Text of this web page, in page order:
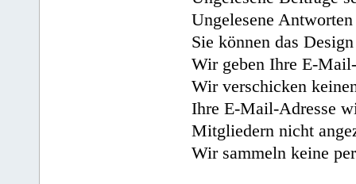
Ungelesene
Sie können das
Wir geben Ihre E-
Wir verschicken
Ihre E-Mail-Adresse
Mitgliedern nicht
Wir sammeln keine